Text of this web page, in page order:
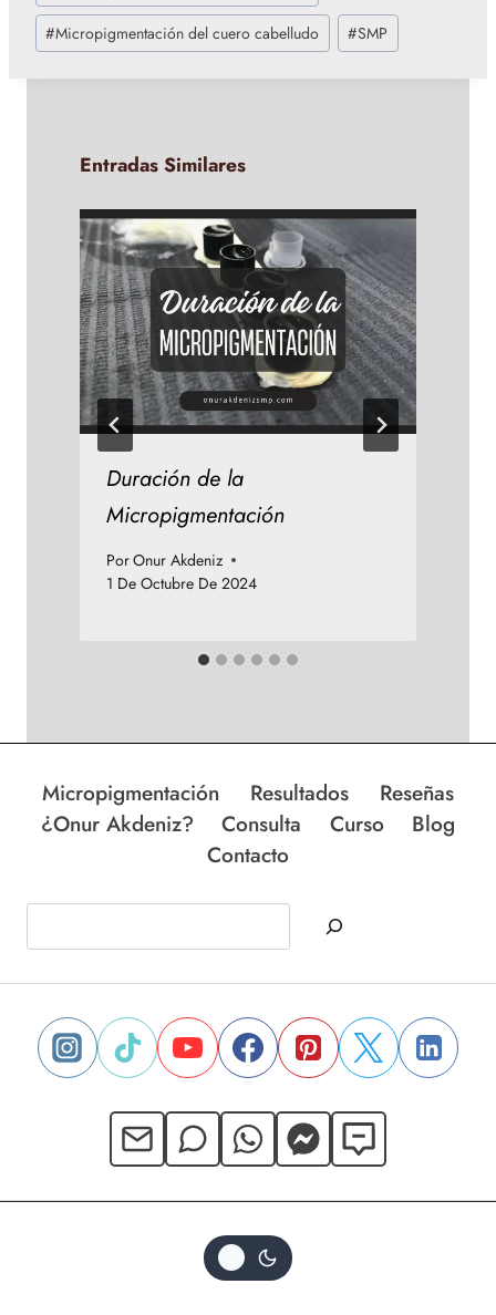
#Micropigmentación del cuero cabelludo #SMP
Entradas Similares
Duración de la
Micropigmentación
PorOnur Akdeniz
1 De Octubre De 2024
Micropigmentación Resultados
Reseñas
¿Onur Akdeniz?
Consulta Curso
Blog
Contacto